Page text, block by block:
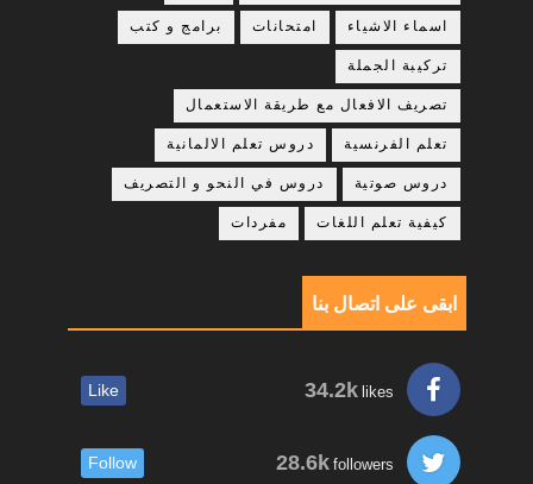
اسماء الاشياء امتحانات برامج و كتب
تركيبة الجملة
تصريف الافعال مع طريقة الاستعمال
تعلم الفرنسية دروس تعلم الالمانية
دروس صوتية دروس في النحو و التصريف
كيفية تعلم اللغات مفردات
ابقى على اتصال بنا
34.2k likes
Like
28.6k followers
Follow